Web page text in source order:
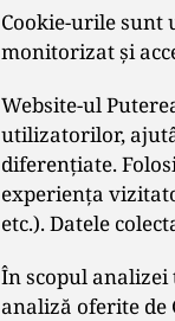
Cookie-urile
monitorizat şi
Website-ul
utilizatorilor,
diferenţiate.
experienţa
etc.). Datele
În scopul
analiză oferite de